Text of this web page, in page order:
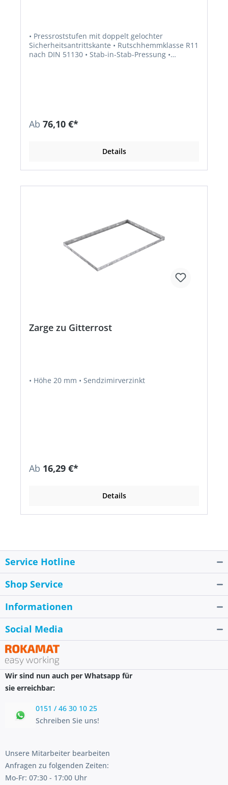
• Pressroststufen mit doppelt gelochter
Sicherheitsantrittskante • Rutschhemmklasse R11
nach DIN 51130 • Stab-in-Stab-Pressung •
Ab 76,10 €*
Details
Zarge zu Gitterrost
• Höhe 20 mm • Sendzimirverzinkt
Ab 16,29 €*
Details
Service Hotline
Shop Service
Informationen
Social Media
Wir sind nun auch per Whatsapp für
sie erreichbar:
0151 / 46 30 10 25
Schreiben Sie uns!
Unsere Mitarbeiter bearbeiten
Anfragen zu folgenden Zeiten:
Mo-Fr: 07:30 - 17:00 Uhr